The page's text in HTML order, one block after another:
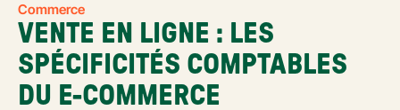
Commerce
VENTE EN LIGNE : LES
SPÉCIFICITÉS COMPTABLES
DU E-COMMERCE